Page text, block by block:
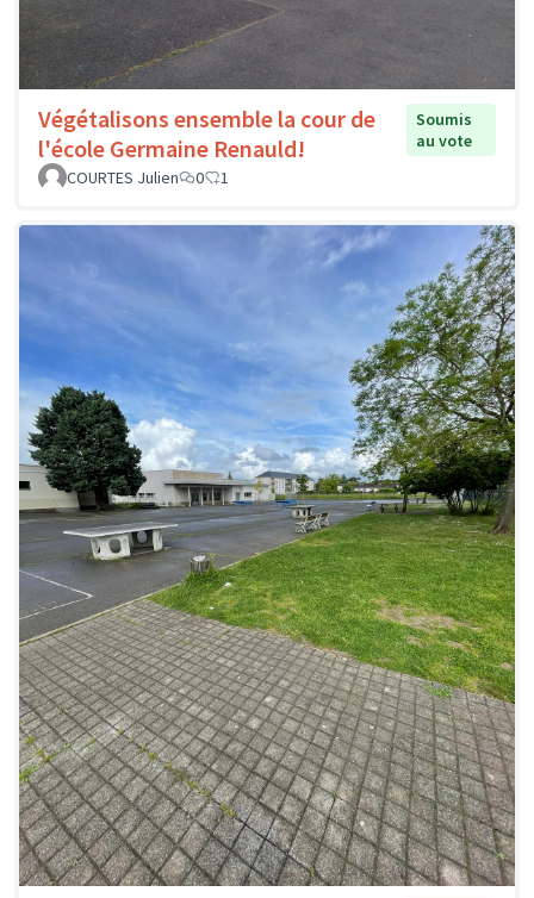
Végétalisons ensemble la cour de
l'école Germaine Renauld!
Soumis
au vote
COURTES Julien
0 1